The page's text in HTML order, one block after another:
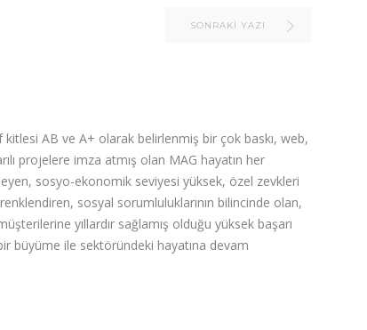
SONRAKI YAZI
kitlesi AB ve A+ olarak belirlenmiş bir çok baskı, web,
projelere imza atmış olan MAG hayatın her
sosyo-ekonomik seviyesi yüksek, özel zevkleri
sosyal sorumluluklarının bilincinde olan,
yıllardır sağlamış olduğu yüksek başarı
büyüme ile sektöründeki hayatına devam